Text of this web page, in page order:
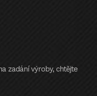
zadání výroby, chtějte